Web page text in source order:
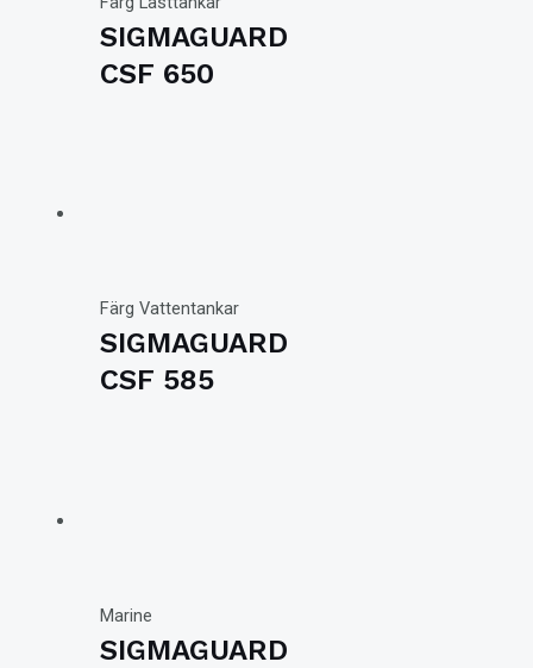
SIGMAGUARD
CSF 650
Färg Vattentankar
SIGMAGUARD
CSF 585
Marine
SIGMAGUARD